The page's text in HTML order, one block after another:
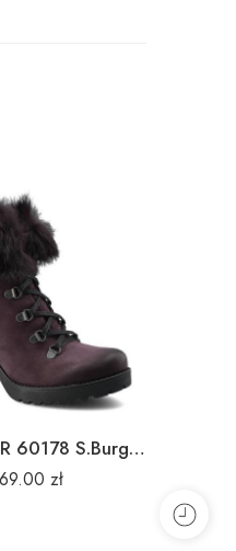
Botki LEMAR 60178 S.Burgund/Królik
zł